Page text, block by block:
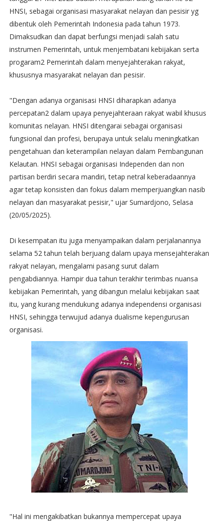
HNSI, sebagai organisasi masyarakat nelayan dan pesisir yg
dibentuk oleh Pemerintah Indonesia pada tahun 1973.
Dimaksudkan dan dapat berfungsi menjadi salah satu
instrumen Pemerintah, untuk menjembatani kebijakan serta
progaram2 Pemerintah dalam menyejahterakan rakyat,
khususnya masyarakat nelayan dan pesisir.
"Dengan adanya organisasi HNSI diharapkan adanya
percepatan2 dalam upaya penyejahteraan rakyat wabil khusus
komunitas nelayan. HNSI ditengarai sebagai organisasi
fungsional dan profesi, berupaya untuk selalu meningkatkan
pengetahuan dan keterampilan nelayan dalam Pembangunan
Kelautan. HNSI sebagai organisasi Independen dan non
partisan berdiri secara mandiri, tetap netral keberadaannya
agar tetap konsisten dan fokus dalam memperjuangkan nasib
nelayan dan masyarakat pesisir," ujar Sumardjono, Selasa
(20/05/2025).
Di kesempatan itu juga menyampaikan dalam perjalanannya
selama 52 tahun telah berjuang dalam upaya mensejahterakan
rakyat nelayan, mengalami pasang surut dalam
pengabdiannya. Hampir dua tahun terakhir terimbas nuansa
kebijakan Pemerintah, yang dibangun melalui kebijakan saat
itu, yang kurang mendukung adanya independensi organisasi
HNSI, sehingga terwujud adanya dualisme kepengurusan
organisasi.
"Hal ini mengakibatkan bukannya mempercepat upaya